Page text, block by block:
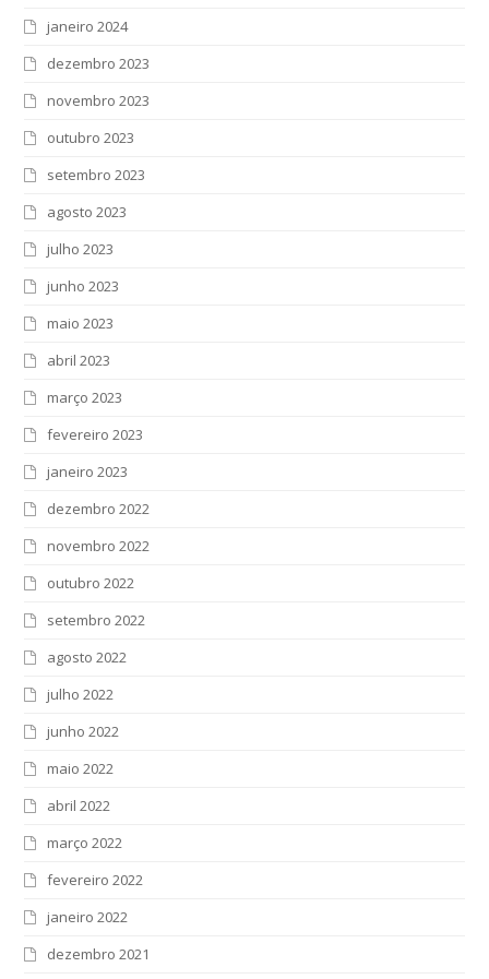
janeiro 2024
dezembro 2023
novembro 2023
outubro 2023
setembro 2023
agosto 2023
julho 2023
junho 2023
maio 2023
abril 2023
março 2023
fevereiro 2023
janeiro 2023
dezembro 2022
novembro 2022
outubro 2022
setembro 2022
agosto 2022
julho 2022
junho 2022
maio 2022
abril 2022
março 2022
fevereiro 2022
janeiro 2022
dezembro 2021